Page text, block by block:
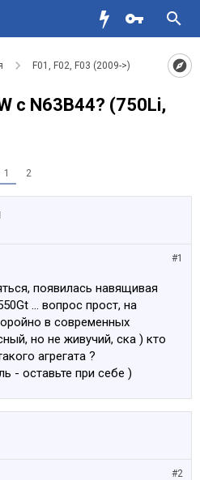
F01, F02, F03 (2009->)
c N63B44? (750Li,
1 2
#1
появилась навящивая
... вопрос прост, на
в современных
но не живучий, ска ) кто
агрегата ?
- оставьте при себе )
#2